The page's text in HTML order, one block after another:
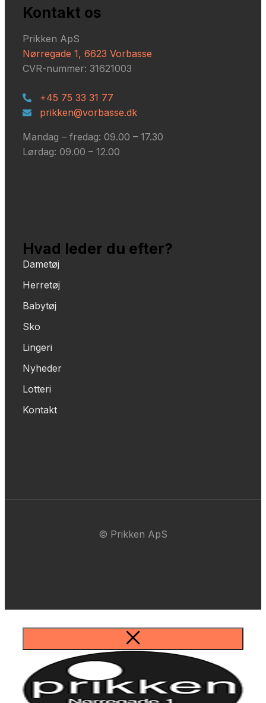
Kontakt os
Prikken ApS
Nørregade 1, 6623 Vorbasse
CVR-nummer: 31621003
+45 75 33 31 77
prikken@vorbasse.dk
Mandag – fredag: ​09.00 – 17.30
Lørdag: ​09.00 – 12.00
Hvad leder du efter?
Dametøj
Herretøj
Babytøj
Sko
Lingeri
Nyheder
Lotteri
Kontakt
© Prikken ApS